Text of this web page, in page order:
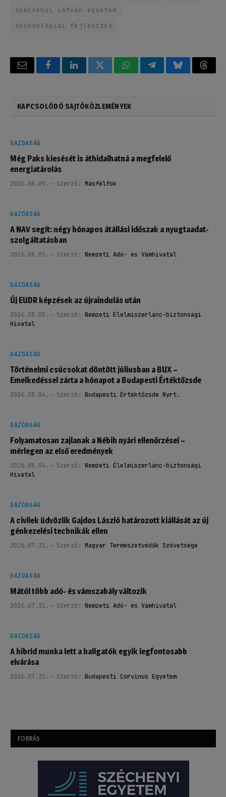
széchenyi istván egyetem
technológiai fejlesztés
Email FacebookLinkedInTwitterWhatsAppTelegramBluesky
KAPCSOLÓDÓ SAJTÓKÖZLEMÉNYEK
GAZDASÁG
Még Paks kiesését is áthidalhatná a megfelelő
energiatárolás
2026.08.05. Szerző: Másfélfok
GAZDASÁG
A NAV segít: négy hónapos átállási időszak a nyugtaadat-
szolgáltatásban
2026.08.05. Szerző: Nemzeti Adó- és Vámhivatal
GAZDASÁG
Új EUDR képzések az újraindulás után
2026.08.05. Szerző: Nemzeti Élelmiszerlánc-biztonsági
Hivatal
GAZDASÁG
Történelmi csúcsokat döntött júliusban a BUX –
Emelkedéssel zárta a hónapot a Budapesti Értéktőzsde
2026.08.04. Szerző: Budapesti Értéktőzsde Nyrt.
GAZDASÁG
Folyamatosan zajlanak a Nébih nyári ellenőrzései –
mérlegen az első eredmények
2026.08.04. Szerző: Nemzeti Élelmiszerlánc-biztonsági
Hivatal
GAZDASÁG
A civilek üdvözlik Gajdos László határozott kiállását az új
génkezelési technikák ellen
2026.07.31. Szerző: Magyar Természetvédők Szövetsége
GAZDASÁG
Mától több adó- és vámszabály változik
2026.07.31. Szerző: Nemzeti Adó- és Vámhivatal
GAZDASÁG
A hibrid munka lett a hallgatók egyik legfontosabb
elvárása
2026.07.31. Szerző: Budapesti Corvinus Egyetem
FORRÁS